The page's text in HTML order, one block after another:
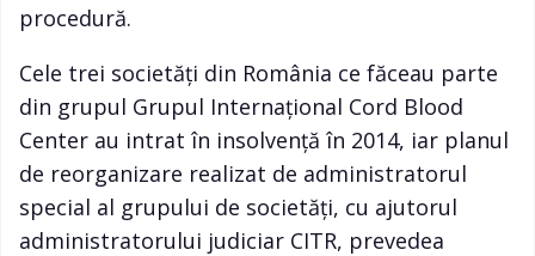
procedură.
Cele trei societăți din România ce făceau parte
din grupul Grupul Internațional Cord Blood
Center au intrat în insolvență în 2014, iar planul
de reorganizare realizat de administratorul
special al grupului de societăți, cu ajutorul
administratorului judiciar CITR, prevedea